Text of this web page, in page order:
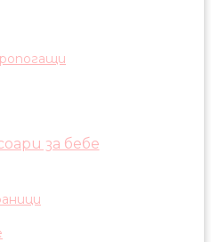
за бебе